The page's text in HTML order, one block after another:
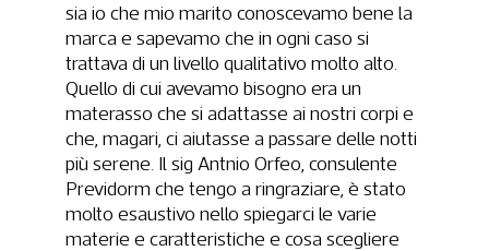
sia io che mio marito conoscevamo bene la
marca e sapevamo che in ogni caso si
trattava di un livello qualitativo molto alto.
Quello di cui avevamo bisogno era un
materasso che si adattasse ai nostri corpi e
che, magari, ci aiutasse a passare delle notti
più serene. Il sig Antnio Orfeo, consulente
Previdorm che tengo a ringraziare, è stato
molto esaustivo nello spiegarci le varie
materie e caratteristiche e cosa scegliere